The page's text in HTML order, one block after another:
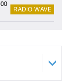
RADIO WAVE